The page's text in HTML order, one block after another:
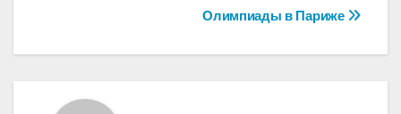
Олимпиады в Париже